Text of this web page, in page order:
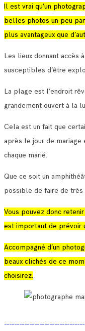
Il est vrai qu’un
belles photos un peu
plus avantageux que
Les lieux donnant accès
susceptibles d’être
La plage est l’endroit
grandement ouvert à la
Cela est un fait que
après le jour de
chaque marié.
Que ce soit un
possible de faire de
Vous pouvez donc
est important de prévoir
Accompagné d’un
beaux clichés de ce
choisirez.